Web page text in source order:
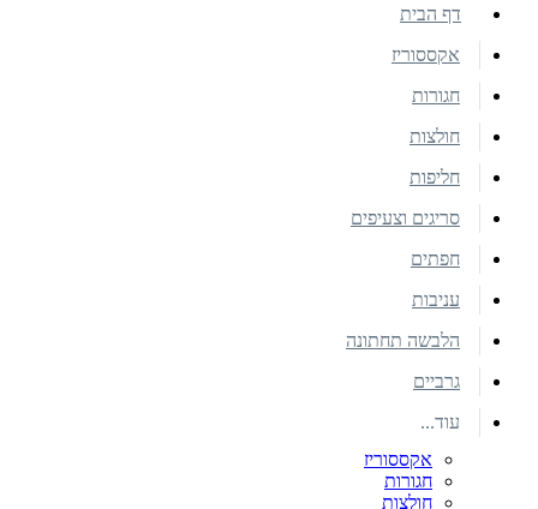
דף הבית
אקססוריז
חגורות
חולצות
חליפות
סריגים וצעיפים
חפתים
עניבות
הלבשה תחתונה
גרביים
עוד...
אקססוריז
חגורות
חולצות